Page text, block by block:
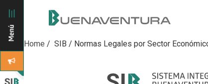
Home / SIB / Normas Legales por Sector